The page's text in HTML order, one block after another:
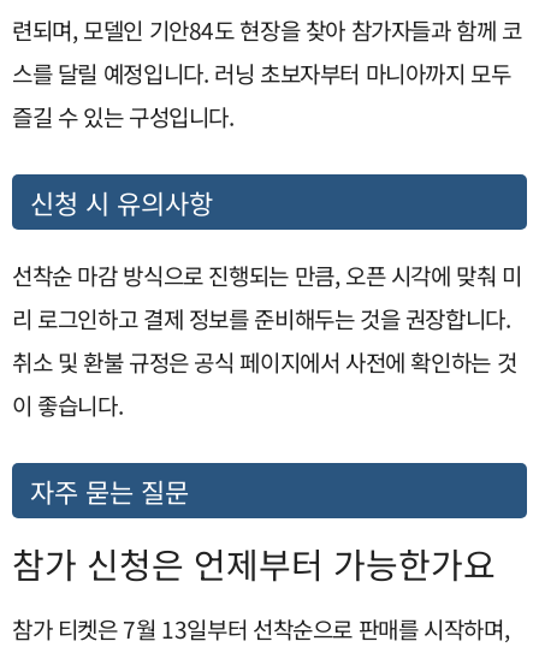
련되며, 모델인 기안84도 현장을 찾아 참가자들과 함께 코
스를 달릴 예정입니다. 러닝 초보자부터 마니아까지 모두
즐길 수 있는 구성입니다.
신청 시 유의사항
선착순 마감 방식으로 진행되는 만큼, 오픈 시각에 맞춰 미
리 로그인하고 결제 정보를 준비해두는 것을 권장합니다.
취소 및 환불 규정은 공식 페이지에서 사전에 확인하는 것
이 좋습니다.
자주 묻는 질문
참가 신청은 언제부터 가능한가요
참가 티켓은 7월 13일부터 선착순으로 판매를 시작하며,